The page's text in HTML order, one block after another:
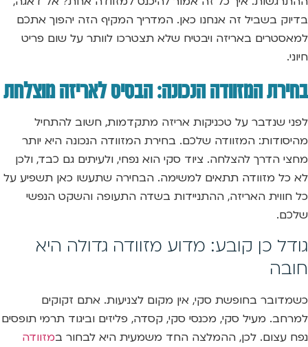
בדיוק בשביל זה אנחנו כאן. המדריך המקיף הזה יהפוך אתכם
למאסטרים באריזה ויבטיח שלא תצטרכו לוותר על שום פריט
חיוני.
בחירת המזוודה הנכונה: הבסיס לאריזה מוצלחת
לפני שנדבר על טכניקות אריזה מתקדמות, חשוב להתחיל
מהיסודות: המזוודה שלכם. בחירת המזוודה הנכונה היא יותר
מחצי הדרך להצלחה. ציוד סקי הוא נפחי, ולעיתים גם כבד, ולכן
לא כל מזוודה תתאים למשימה. הבחירה שתעשו כאן תשפיע על
כל חווית האריזה, ההתניידות בשדה התעופה והשקט הנפשי
שלכם.
גודל כן קובע: מדוע מזוודה גדולה היא
חובה
כשמדובר בחופשת סקי, אין מקום לצניעות. אתם זקוקים
למרחב. מעיל סקי, מכנסי סקי, קסדה, פליזים וביגוד תרמי תופסים
נפח עצום. לכן, ההמלצה החד משמעית היא לבחור במזוודה